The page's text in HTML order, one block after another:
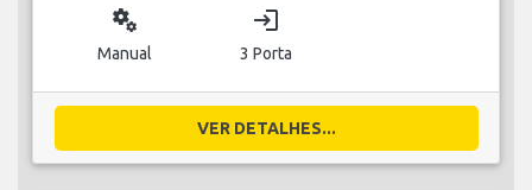
miscellaneous_services
Manual
login
3 Porta
VER DETALHES...